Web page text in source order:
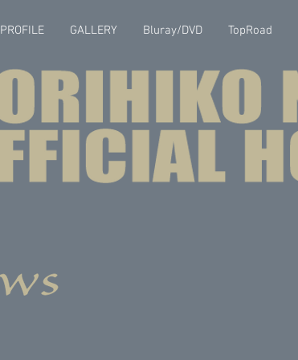
PROFILE GALLERY Bluray/DVD TopRoad